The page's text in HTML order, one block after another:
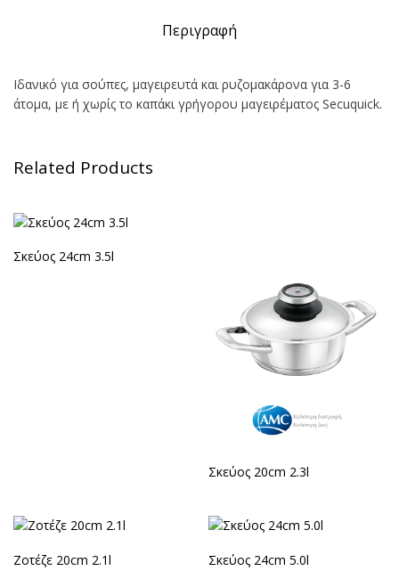
Περιγραφή
Ιδανικό για σούπες, μαγειρευτά και ρυζομακάρονα για 3-6
άτομα, με ή χωρίς το καπάκι γρήγορου μαγειρέματος Secuquick.
Related Products
Σκεύος 24cm 3.5l
Σκεύος 20cm 2.3l
Ζοτέζε 20cm 2.1l Σκεύος 24cm 5.0l